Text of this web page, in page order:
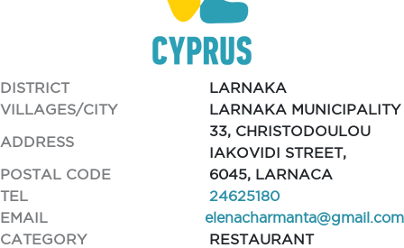
DISTRICT
LARNAKA
VILLAGES/CITY
LARNAKA MUNICIPALITY
ADDRESS
33, CHRISTODOULOU
IAKOVIDI STREET,
POSTAL CODE
6045, LARNACA
TEL
24625180
EMAIL
elenacharmanta@gmail.com
CATEGORY
RESTAURANT